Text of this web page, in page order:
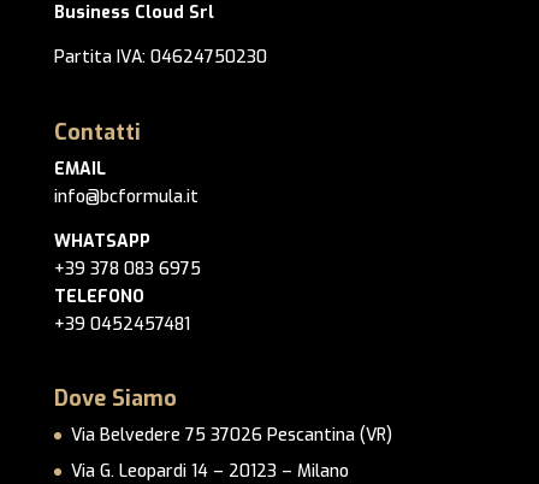
Business Cloud Srl
Partita IVA: 04624750230
Contatti
EMAIL
info@bcformula.it
WHATSAPP
+39 378 083 6975
TELEFONO
+39 0452457481
Dove Siamo
Via Belvedere 75 37026 Pescantina (VR)
Via G. Leopardi 14 – 20123 – Milano